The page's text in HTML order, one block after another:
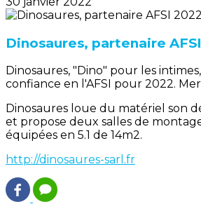
Dinosaures, partenaire
Dinosaures, "Dino" pour les
confiance en l'AFSI pour 2022.
Dinosaures loue du matériel son
et propose deux salles de
équipées en 5.1 de 14m2.
http://dinosaures-sarl.fr